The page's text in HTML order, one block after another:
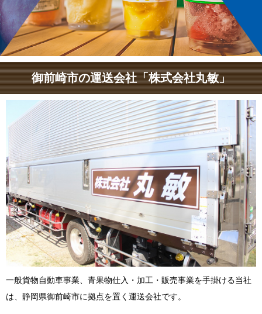
御前崎市の運送会社「株式会社丸敏」
一般貨物自動車事業、青果物仕入・加工・販売事業を手掛ける当社
は、静岡県御前崎市に拠点を置く運送会社です。